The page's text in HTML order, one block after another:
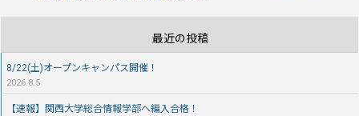
最近の投稿
8/22(土)オープンキャンパス開催！
2026.8.5
【速報】関西大学総合情報学部へ編入合格！